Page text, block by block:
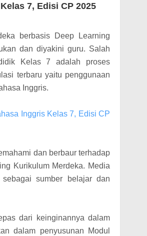
7, Edisi CP 2025
berbasis Deep Learning
dan diyakini guru. Salah
Kelas 7 adalah proses
terbaru yaitu penggunaan
Inggris.
Inggris Kelas 7, Edisi CP
dan berbaur terhadap
Kurikulum Merdeka. Media
sumber belajar dan
dari keinginannya dalam
dalam penyusunan Modul